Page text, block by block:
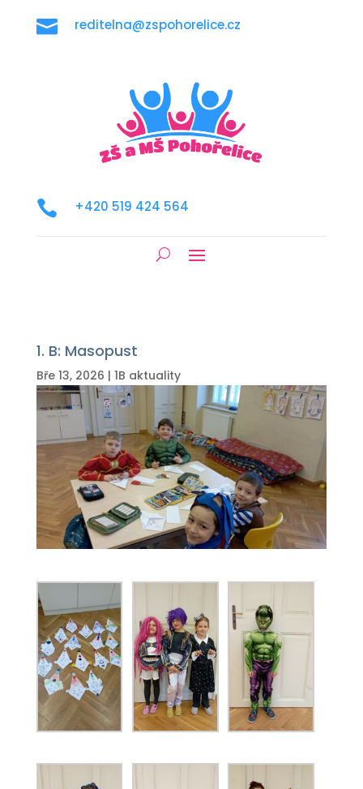
 reditelna@zspohorelice.cz
 +420 519 424 564
1. B: Masopust
Bře 13, 2026 | 1B aktuality